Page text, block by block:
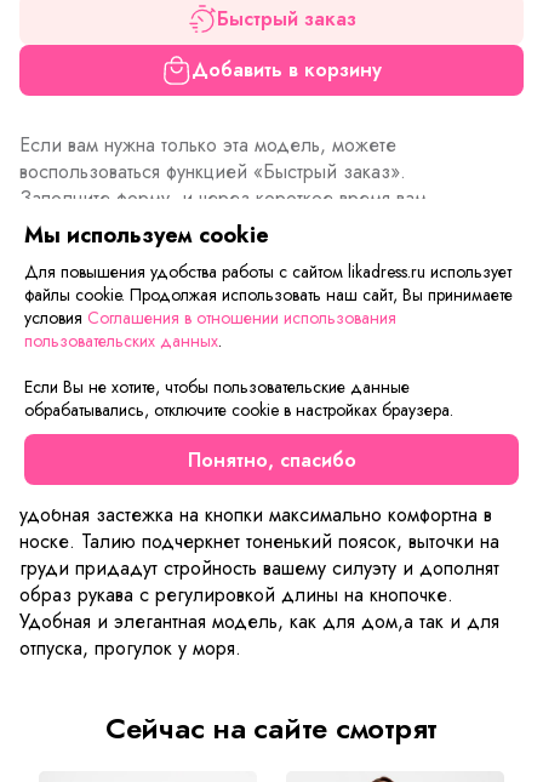
Быстрый заказ
Добавить в корзину
Если вам нужна только эта модель, можете
воспользоваться функцией «Быстрый заказ».
Заполните форму, и через короткое время вам
перезвонит менеджер. Он уточнит все условия заказа,
ответит на вопросы, а также подскажет о вариантах
оплаты и доставки.
Легкое платье туника Луиза выполнена из 100% вискозы.
Благодаря такому составу можно с комфортом носить
тунику в жаркую погоду и на пляж. Модный фасон и
удобная застежка на кнопки максимально комфортна в
носке. Талию подчеркнет тоненький поясок, выточки на
груди придадут стройность вашему силуэту и дополнят
образ рукава с регулировкой длины на кнопочке.
Удобная и элегантная модель, как для дом,а так и для
отпуска, прогулок у моря.
Сейчас на сайте смотрят
Мы используем cookie
Для повышения удобства работы с сайтом likadress.ru использует
файлы cookie. Продолжая использовать наш сайт, Вы принимаете
условия Соглашения в отношении использования
пользовательских данных.
Если Вы не хотите, чтобы пользовательские данные
обрабатывались, отключите cookie в настройках браузера.
Понятно, спасибо